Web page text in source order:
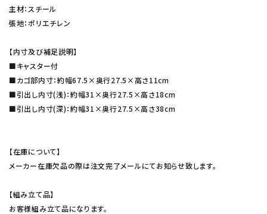
主材：スチール
張地：ポリエチレン
【内寸及び補足説明】
■キャスター付
■カゴ部内寸：約幅67.5×奥行27.5×高さ11cm
■引出し内寸(浅)：約幅31×奥行27.5×高さ18cm
■引出し内寸(深)：約幅31×奥行27.5×高さ38cm
【在庫について】
メーカー在庫欠品の際は注文完了メールにてお知らせ致します。
【組み立て品】
お客様組み立て品になります。